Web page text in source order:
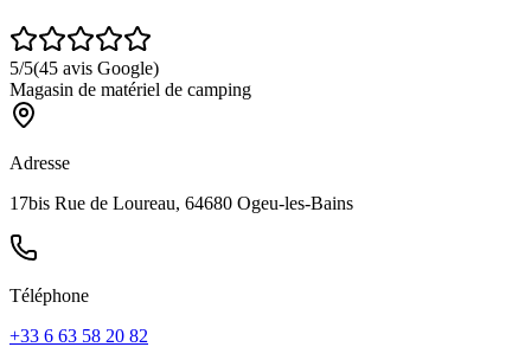
5/5(45 avis Google)
Magasin de matériel de camping
Adresse
17bis Rue de Loureau, 64680 Ogeu-les-Bains
Téléphone
+33 6 63 58 20 82